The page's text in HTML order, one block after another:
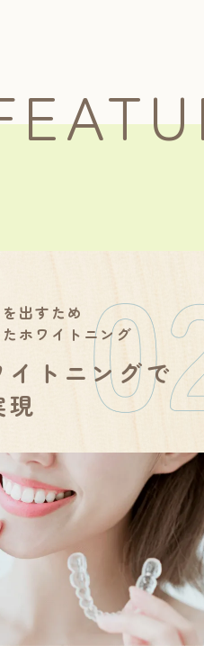
出すため
ホワイトニング
トニングで
現